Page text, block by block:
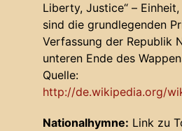
Liberty, Justice“ –
sind die grundlegenden
Verfassung der Republik
unteren Ende des
Quelle:
http://de.wikipedia.org/
Nationalhymne: Link zu